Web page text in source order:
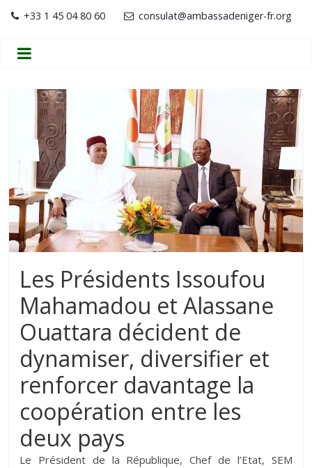
+33 1 45 04 80 60 consulat@ambassadeniger-fr.org
Les Présidents Issoufou
Mahamadou et Alassane
Ouattara décident de
dynamiser, diversifier et
renforcer davantage la
coopération entre les
deux pays
Le Président de la République, Chef de l’Etat, SEM